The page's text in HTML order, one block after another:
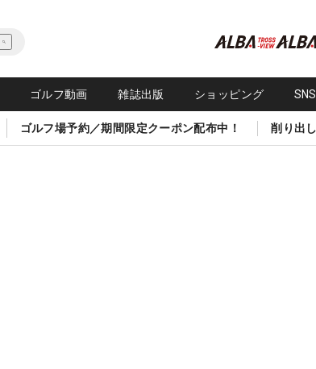
ゴルフ動画 雑誌出版 ショッピング
ゴルフ場予約／期間限定クーポン配布中！ 削り出